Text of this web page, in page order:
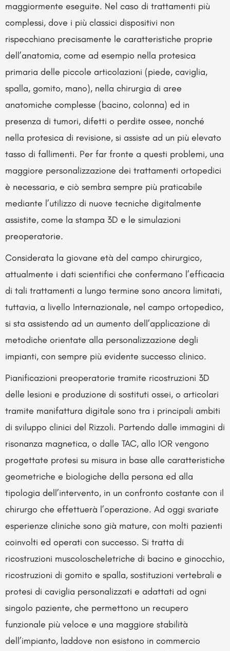
maggiormente eseguite. Nel caso di trattamenti più
complessi, dove i più classici dispositivi non
rispecchiano precisamente le caratteristiche proprie
dell’anatomia, come ad esempio nella protesica
primaria delle piccole articolazioni (piede, caviglia,
spalla, gomito, mano), nella chirurgia di aree
anatomiche complesse (bacino, colonna) ed in
presenza di tumori, difetti o perdite ossee, nonché
nella protesica di revisione, si assiste ad un più elevato
tasso di fallimenti. Per far fronte a questi problemi, una
maggiore personalizzazione dei trattamenti ortopedici
è necessaria, e ciò sembra sempre più praticabile
mediante l’utilizzo di nuove tecniche digitalmente
assistite, come la stampa 3D e le simulazioni
preoperatorie.
Considerata la giovane età del campo chirurgico,
attualmente i dati scientifici che confermano l’efficacia
di tali trattamenti a lungo termine sono ancora limitati,
tuttavia, a livello Internazionale, nel campo ortopedico,
si sta assistendo ad un aumento dell’applicazione di
metodiche orientate alla personalizzazione degli
impianti, con sempre più evidente successo clinico.
Pianificazioni preoperatorie tramite ricostruzioni 3D
delle lesioni e produzione di sostituti ossei, o articolari
tramite manifattura digitale sono tra i principali ambiti
di sviluppo clinici del Rizzoli. Partendo dalle immagini di
risonanza magnetica, o dalle TAC, allo IOR vengono
progettate protesi su misura in base alle caratteristiche
geometriche e biologiche della persona ed alla
tipologia dell’intervento, in un confronto costante con il
chirurgo che effettuerà l’operazione. Ad oggi svariate
esperienze cliniche sono già mature, con molti pazienti
coinvolti ed operati con successo. Si tratta di
ricostruzioni muscoloscheletriche di bacino e ginocchio,
ricostruzioni di gomito e spalla, sostituzioni vertebrali e
protesi di caviglia personalizzati e adattati ad ogni
singolo paziente, che permettono un recupero
funzionale più veloce e una maggiore stabilità
dell’impianto, laddove non esistono in commercio